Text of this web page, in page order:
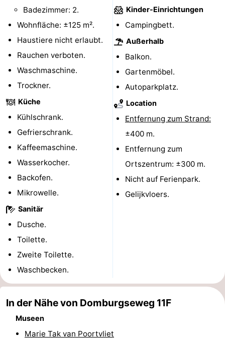
Leuchtturme
Aussichtspunkte
Attraktionen
-
Spielplätze
Indoor-
Spielplätze
-
Bowling
Minigolfplätze
Wellness-
&
Natur
Sport
Schwimmbader
-
Radfahren
-
Wandern
Badezimmer: 2.
Wohnfläche: ±125 m².
Haustiere nicht erlaubt.
Rauchen verboten.
Waschmaschine.
Trockner.
Küche
Kühlschrank.
Gefrierschrank.
Kaffeemaschine.
Wasserkocher.
Backofen.
Mikrowelle.
Sanitär
Dusche.
Toilette.
Zweite Toilette.
Waschbecken.
Kinder-Einrichtungen
Campingbett.
Außerhalb
Balkon.
Gartenmöbel.
Autoparkplatz.
Location
Entfernung zum Strand:
±400 m.
Entfernung zum
Ortszentrum: ±300 m.
Nicht auf Ferienpark.
Gelijkvloers.
In der Nähe von Domburgseweg 11F
Museen
Marie Tak van Poortvliet